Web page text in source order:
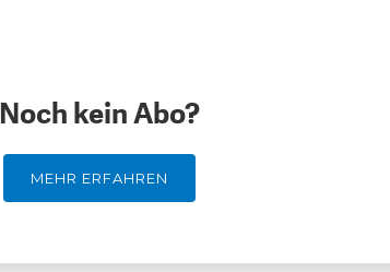
Noch kein Abo?
MEHR ERFAHREN